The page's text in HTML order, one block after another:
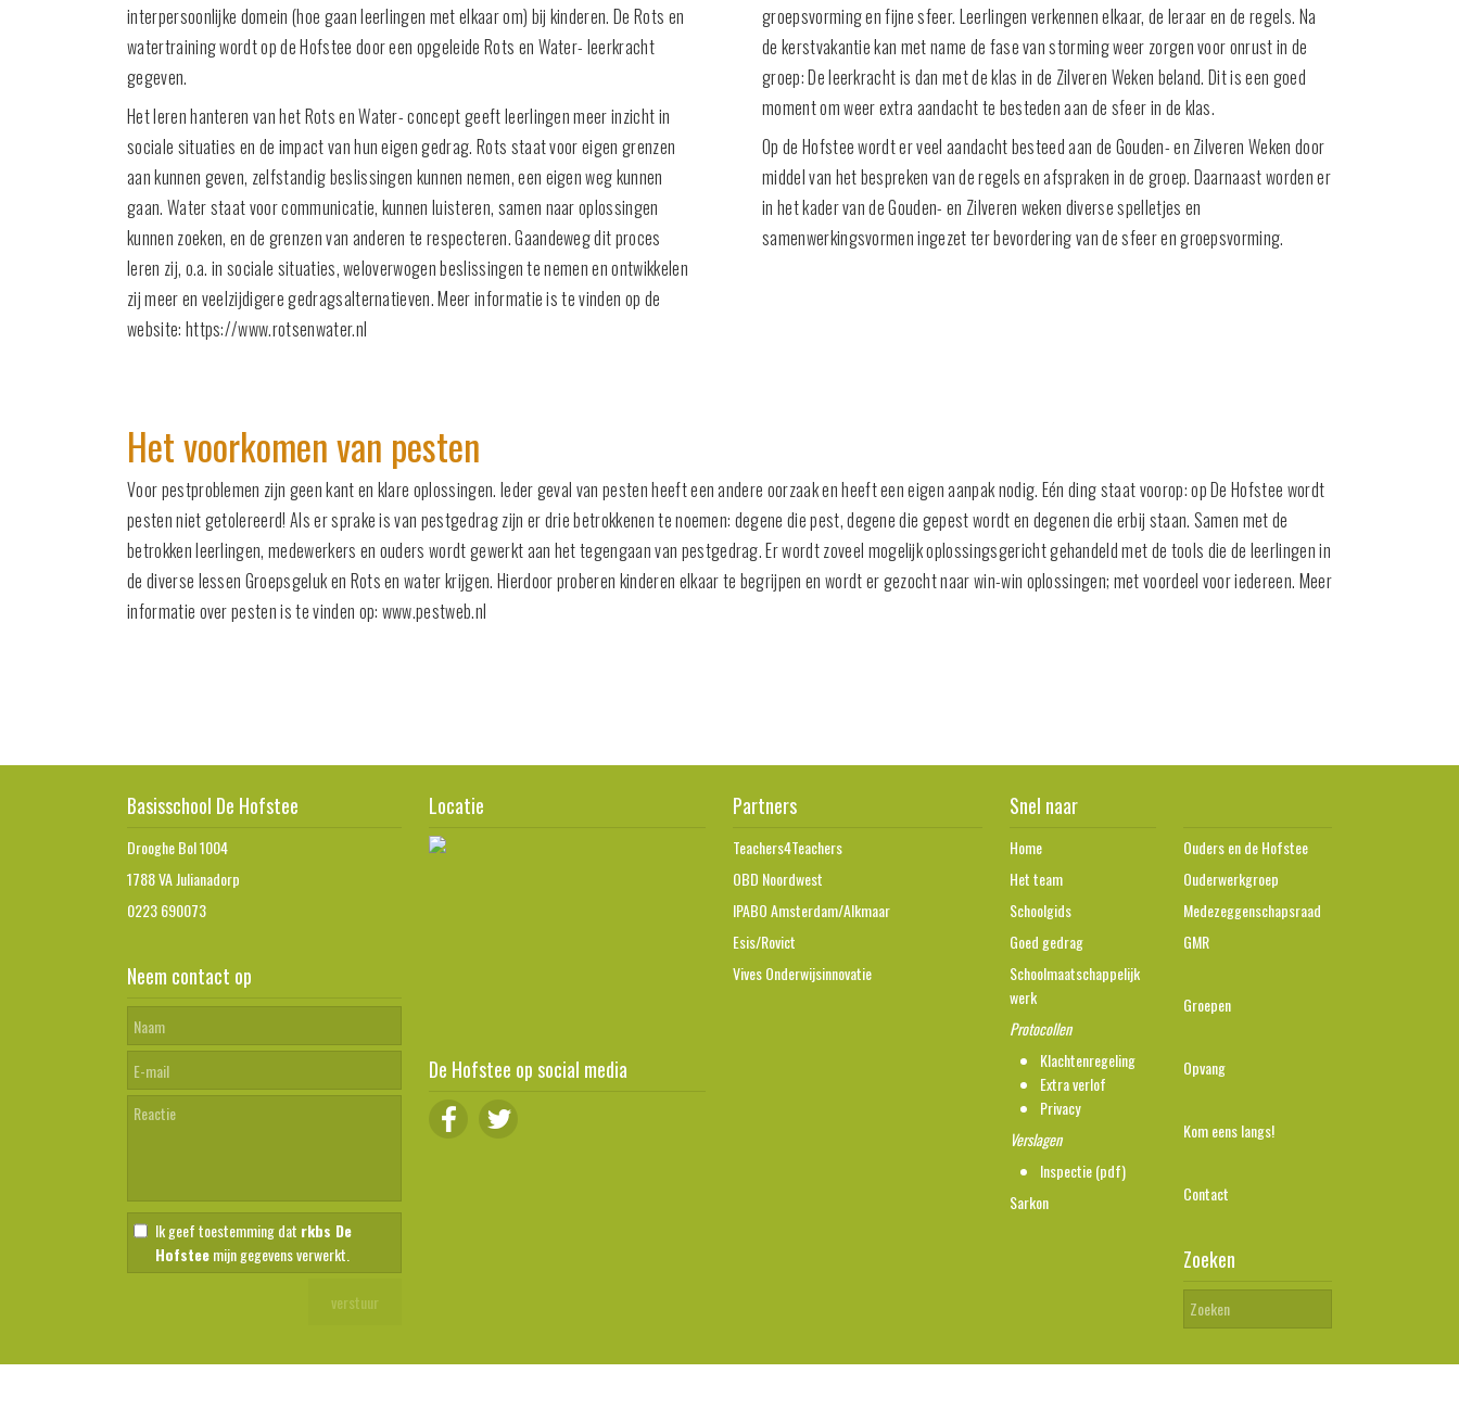
interpersoonlijke domein (hoe gaan leerlingen met elkaar om) bij kinderen. De Rots en
watertraining wordt op de Hofstee door een opgeleide Rots en Water- leerkracht
gegeven.
Het leren hanteren van het Rots en Water- concept geeft leerlingen meer inzicht in
sociale situaties en de impact van hun eigen gedrag. Rots staat voor eigen grenzen
aan kunnen geven, zelfstandig beslissingen kunnen nemen, een eigen weg kunnen
gaan. Water staat voor communicatie, kunnen luisteren, samen naar oplossingen
kunnen zoeken, en de grenzen van anderen te respecteren. Gaandeweg dit proces
leren zij, o.a. in sociale situaties, weloverwogen beslissingen te nemen en ontwikkelen
zij meer en veelzijdigere gedragsalternatieven. Meer informatie is te vinden op de
website: https://www.rotsenwater.nl
groepsvorming en fijne sfeer. Leerlingen verkennen elkaar, de leraar en de regels. Na
de kerstvakantie kan met name de fase van storming weer zorgen voor onrust in de
groep: De leerkracht is dan met de klas in de Zilveren Weken beland. Dit is een goed
moment om weer extra aandacht te besteden aan de sfeer in de klas.
Op de Hofstee wordt er veel aandacht besteed aan de Gouden- en Zilveren Weken door
middel van het bespreken van de regels en afspraken in de groep. Daarnaast worden er
in het kader van de Gouden- en Zilveren weken diverse spelletjes en
samenwerkingsvormen ingezet ter bevordering van de sfeer en groepsvorming.
Het voorkomen van pesten
Voor pestproblemen zijn geen kant en klare oplossingen. Ieder geval van pesten heeft een andere oorzaak en heeft een eigen aanpak nodig. Eén ding staat voorop: op De Hofstee wordt
pesten niet getolereerd! Als er sprake is van pestgedrag zijn er drie betrokkenen te noemen: degene die pest, degene die gepest wordt en degenen die erbij staan. Samen met de
betrokken leerlingen, medewerkers en ouders wordt gewerkt aan het tegengaan van pestgedrag. Er wordt zoveel mogelijk oplossingsgericht gehandeld met de tools die de leerlingen in
de diverse lessen Groepsgeluk en Rots en water krijgen. Hierdoor proberen kinderen elkaar te begrijpen en wordt er gezocht naar win-win oplossingen; met voordeel voor iedereen. Meer
informatie over pesten is te vinden op: www.pestweb.nl
Basisschool De Hofstee
Drooghe Bol 1004
1788 VA Julianadorp
0223 690073
Neem contact op
Ik geef toestemming dat rkbs De
Hofsteemijn gegevens verwerkt.
Locatie
De Hofstee op social media
Partners
Teachers4Teachers
OBD Noordwest
IPABO Amsterdam/Alkmaar
Esis/Rovict
Vives Onderwijsinnovatie
Snel naar
Home
Het team
Schoolgids
Goed gedrag
Schoolmaatschappelijk
werk
Protocollen
Klachtenregeling
Extra verlof
Privacy
Verslagen
Inspectie (pdf)
Sarkon
Ouders en de Hofstee
Ouderwerkgroep
Medezeggenschapsraad
GMR
Groepen
Opvang
Kom eens langs!
Contact
Zoeken